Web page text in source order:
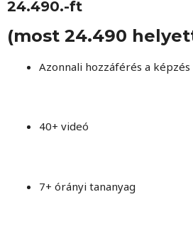
24.490.-ft
(most 24.490
Azonnali hozzáférés a
40+ videó
7+ órányi tananyag